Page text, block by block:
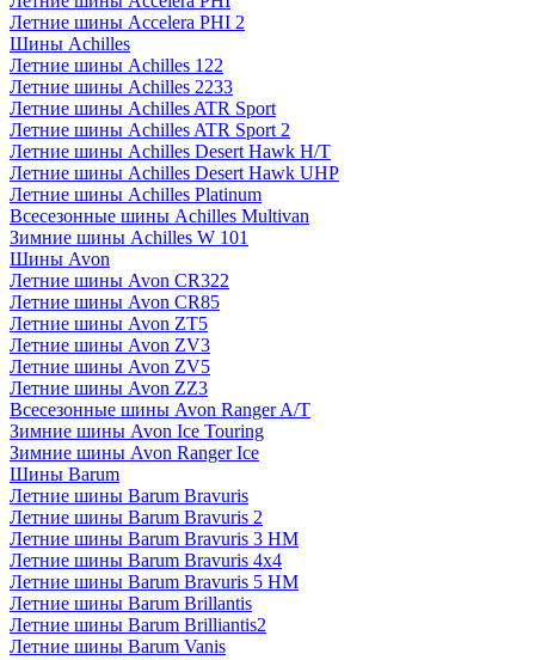
Летние шины Accelera PHI 2
Шины Achilles
Летние шины Achilles 122
Летние шины Achilles 2233
Летние шины Achilles ATR Sport
Летние шины Achilles ATR Sport 2
Летние шины Achilles Desert Hawk H/T
Летние шины Achilles Desert Hawk UHP
Летние шины Achilles Platinum
Всесезонные шины Achilles Multivan
Зимние шины Achilles W 101
Шины Avon
Летние шины Avon CR322
Летние шины Avon CR85
Летние шины Avon ZT5
Летние шины Avon ZV3
Летние шины Avon ZV5
Летние шины Avon ZZ3
Всесезонные шины Avon Ranger A/T
Зимние шины Avon Ice Touring
Зимние шины Avon Ranger Ice
Шины Barum
Летние шины Barum Bravuris
Летние шины Barum Bravuris 2
Летние шины Barum Bravuris 3 HM
Летние шины Barum Bravuris 4х4
Летние шины Barum Bravuris 5 HM
Летние шины Barum Brillantis
Летние шины Barum Brilliantis2
Летние шины Barum Vanis